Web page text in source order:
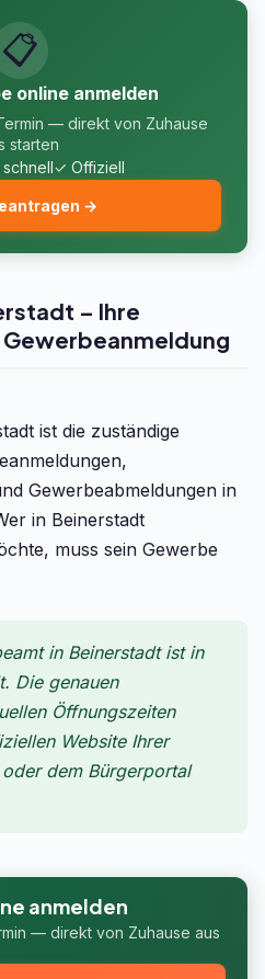
📋
online anmelden
— direkt von Zuhause
starten
✓ Offiziell
→
– Ihre
ist die zuständige
Gewerbeabmeldungen in
in Beinerstadt
muss sein Gewerbe
in Beinerstadt ist in
Die genauen
Öffnungszeiten
Website Ihrer
dem Bürgerportal
anmelden
— direkt von Zuhause aus